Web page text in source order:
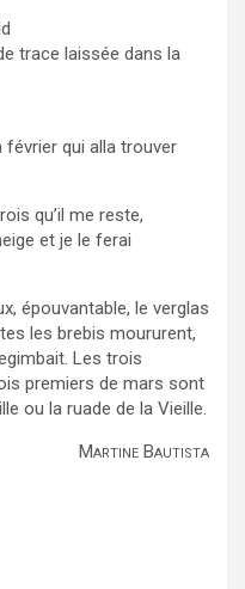
trace laissée dans la
février qui alla trouver
qu’il me reste,
et je le ferai
épouvantable, le verglas
les brebis moururent,
Les trois
premiers de mars sont
ou la ruade de la Vieille.
Martine Bautista